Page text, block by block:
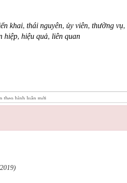
khai, thái nguyên, ủy viên, thường vụ,
hiệp, hiệu quả, liên quan